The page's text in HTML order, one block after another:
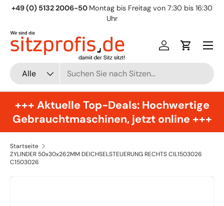
+49 (0) 5132 2006-50 Montag bis Freitag von 7:30 bis 16:30
Uhr
Suchen
Art
Alle
Einloggen
Menü
+++ Aktuelle Top-Deals: Hochwertige
Gebrauchtmaschinen, jetzt online +++
Startseite
ZYLINDER 50x30x262MM DEICHSELSTEUERUNG RECHTS CIL1503026
C1503026